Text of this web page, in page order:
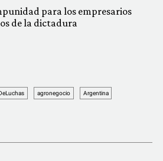
para los empresarios
de la dictadura
agronegocio Argentina